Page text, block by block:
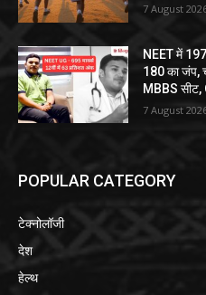
7 August
NEET में
180 का जंप,
MBBS
7 August
POPULAR CATEGORY
टेक्नोलॉजी
देश
हेल्थ